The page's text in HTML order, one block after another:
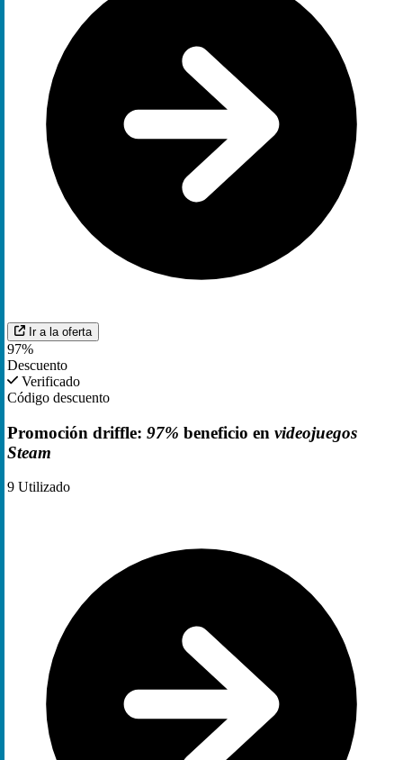
Ir a la oferta
97%
Descuento
Verificado
Código descuento
Promoción driffle: 97% beneficio en videojuegos
Steam
9 Utilizado